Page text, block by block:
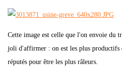
Cette image est celle que l'on envoie du
joli d'affirmer : on est les plus productifs
réputés pour être les plus râleurs.